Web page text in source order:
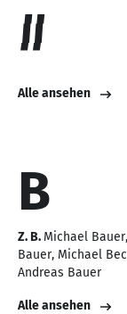
#
Alle ansehen
B
Z. B. Michael Bauer
Bauer Michael
Andreas Bauer
Alle ansehen